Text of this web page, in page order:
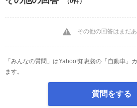
その他の回答はまだ
「みんなの質問」はYahoo!知恵袋の「自動車」
ます。
質問をする